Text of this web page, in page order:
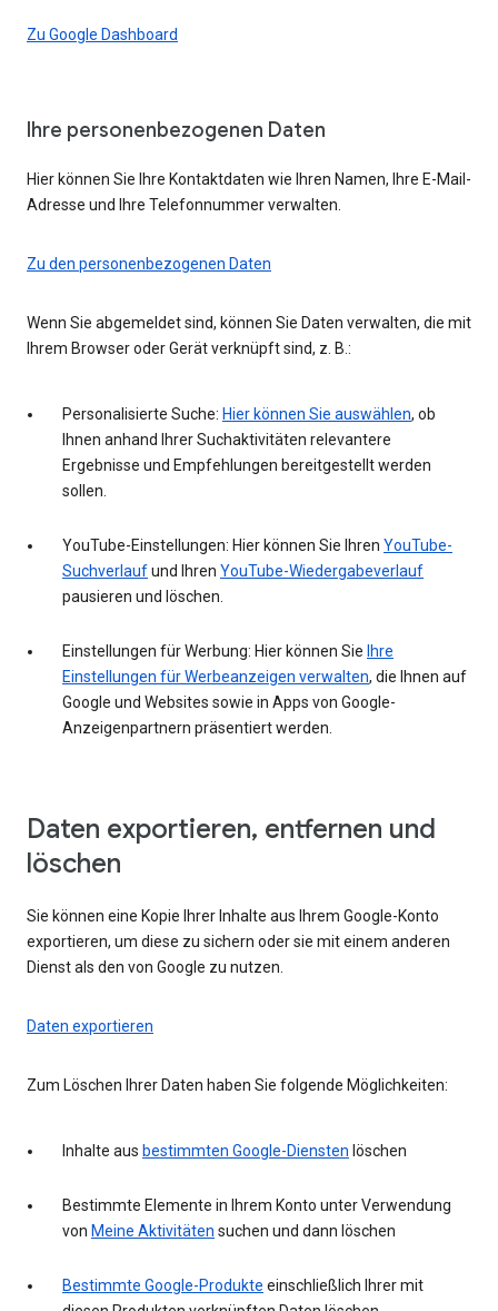
Zu Google Dashboard
Ihre personenbezogenen Daten
Hier können Sie Ihre Kontaktdaten wie Ihren Namen, Ihre E-Mail-
Adresse und Ihre Telefonnummer verwalten.
Zu den personenbezogenen Daten
Wenn Sie abgemeldet sind, können Sie Daten verwalten, die mit
Ihrem Browser oder Gerät verknüpft sind, z. B.:
Personalisierte Suche: Hier können Sie auswählen, ob
Ihnen anhand Ihrer Suchaktivitäten relevantere
Ergebnisse und Empfehlungen bereitgestellt werden
sollen.
YouTube-Einstellungen: Hier können Sie Ihren YouTube-
Suchverlaufund Ihren YouTube-Wiedergabeverlauf
pausieren und löschen.
Einstellungen für Werbung: Hier können Sie Ihre
Einstellungen für Werbeanzeigen verwalten, die Ihnen auf
Google und Websites sowie in Apps von Google-
Anzeigenpartnern präsentiert werden.
Daten exportieren, entfernen und
löschen
Sie können eine Kopie Ihrer Inhalte aus Ihrem Google-Konto
exportieren, um diese zu sichern oder sie mit einem anderen
Dienst als den von Google zu nutzen.
Daten exportieren
Zum Löschen Ihrer Daten haben Sie folgende Möglichkeiten:
Inhalte aus bestimmten Google-Diensten löschen
Bestimmte Elemente in Ihrem Konto unter Verwendung
von Meine Aktivitäten suchen und dann löschen
Bestimmte Google-Produkte einschließlich Ihrer mit